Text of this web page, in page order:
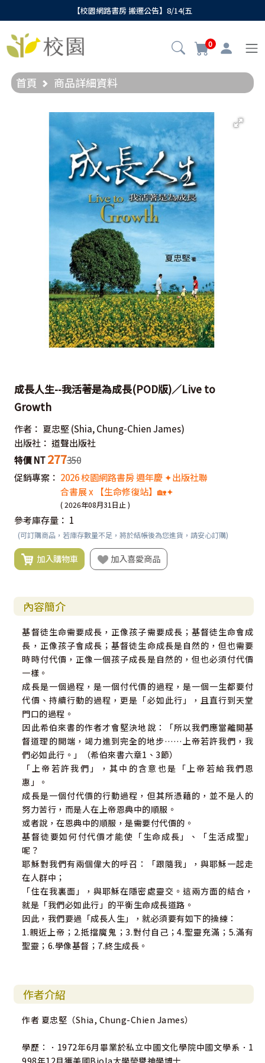
【校園網路書房 搬遷公告】8/14(五
0
首頁 商品詳細資料
成長人生--我活著是為成長(POD版)／Live to
Growth
作者： 夏忠堅 (Shia, Chung-Chien James)
出版社： 道聲出版社
特價 NT 277350
促銷專案： 2026 校園網路書房 週年慶 ✦出版社聯
合書展 x 【生命修復站】🏡✦
( 2026年08月31日止 )
參考庫存量： 1
(可訂購商品，若庫存數量不足，將於結帳後為您進貨，請安心訂購)
加入購物車 加入喜愛商品
內容簡介
基督徒生命需要成長，正像孩子需要成長；基督徒生命會成
長，正像孩子會成長；基督徒生命成長是自然的，但也需要
時時付代價，正像一個孩子成長是自然的，但也必須付代價
一樣。
成長是一個過程，是一個付代價的過程，是一個一生都要付
代價、持續行動的過程，更是「必如此行」，且直行到天堂
門口的過程。
因此希伯來書的作者才會堅決地說：「所以我們應當離開基
督道理的開端，竭力進到完全的地步……上帝若許我們，我
們必如此行。」（希伯來書六章1、3節）
「上帝若許我們」，其中的含意也是「上帝若給我們恩
惠」。
成長是一個付代價的行動過程，但其所憑藉的，並不是人的
努力苦行，而是人在上帝恩典中的順服。
或者說，在恩典中的順服，是需要付代價的。
基督徒要如何付代價才能使「生命成長」、「生活成聖」
呢？
耶穌對我們有兩個偉大的呼召：「跟隨我」，與耶穌一起走
在人群中；
「住在我裏面」，與耶穌在隱密處靈交。這兩方面的結合，
就是「我們必如此行」的平衡生命成長道路。
因此，我們要過「成長人生」，就必須要有如下的操練：
1.親近上帝；2.抵擋魔鬼；3.對付自己；4.聖靈充滿；5.滿有
聖靈；6.學像基督；7.終生成長。
作者介紹
作者 夏忠堅（Shia, Chung-Chien James）
學歷：．1972年6月畢業於私立中國文化學院中國文學系．1